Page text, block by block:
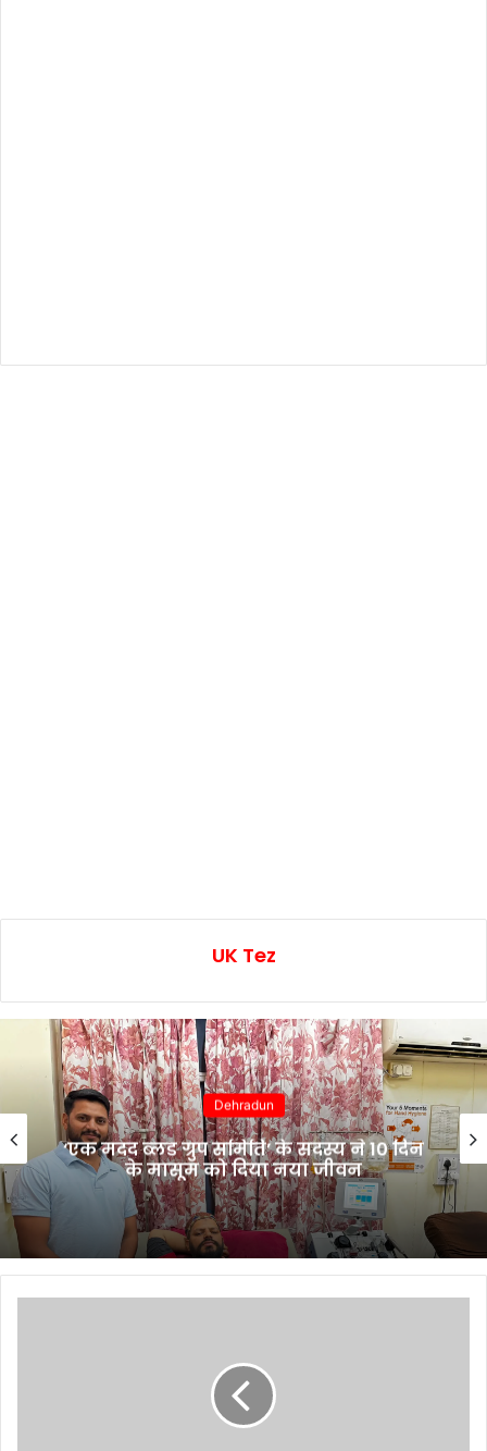
UK Tez
Dehradun
‘एक मदद ब्लड ग्रुप समिति’ के सदस्य ने 10 दिन
के मासूम को दिया नया जीवन